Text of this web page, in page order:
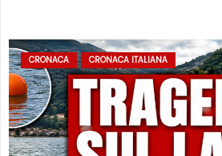
CRONACA CRONACA ITALIANA